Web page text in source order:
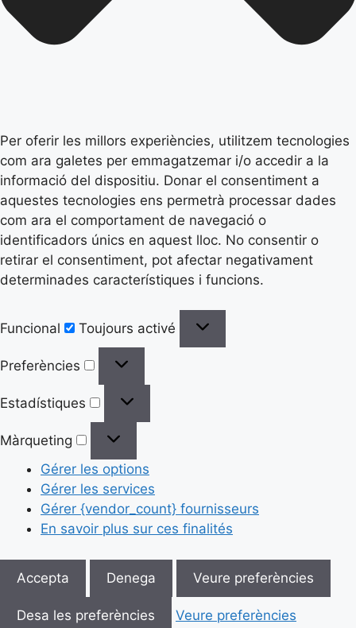
Per oferir les millors experiències, utilitzem tecnologies
com ara galetes per emmagatzemar i/o accedir a la
informació del dispositiu. Donar el consentiment a
aquestes tecnologies ens permetrà processar dades
com ara el comportament de navegació o
identificadors únics en aquest lloc. No consentir o
retirar el consentiment, pot afectar negativament
determinades característiques i funcions.
Funcional Toujours activé
Preferències
Estadístiques
Màrqueting
Gérer les options
Gérer les services
Gérer {vendor_count} fournisseurs
En savoir plus sur ces finalités
Accepta Denega Veure preferències
Desa les preferències
Veure preferències